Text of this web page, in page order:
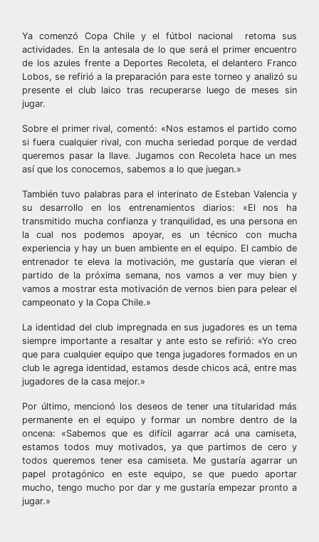
Ya comenzó Copa Chile y el fútbol nacional retoma sus
actividades. En la antesala de lo que será el primer encuentro
de los azules frente a Deportes Recoleta, el delantero Franco
Lobos, se refirió a la preparación para este torneo y analizó su
presente el club laico tras recuperarse luego de meses sin
jugar.
Sobre el primer rival, comentó: «Nos estamos el partido como
si fuera cualquier rival, con mucha seriedad porque de verdad
queremos pasar la llave. Jugamos con Recoleta hace un mes
así que los conocemos, sabemos a lo que juegan.»
También tuvo palabras para el interinato de Esteban Valencia y
su desarrollo en los entrenamientos diarios: «El nos ha
transmitido mucha confianza y tranquilidad, es una persona en
la cual nos podemos apoyar, es un técnico con mucha
experiencia y hay un buen ambiente en el equipo. El cambio de
entrenador te eleva la motivación, me gustaría que vieran el
partido de la próxima semana, nos vamos a ver muy bien y
vamos a mostrar esta motivación de vernos bien para pelear el
campeonato y la Copa Chile.»
La identidad del club impregnada en sus jugadores es un tema
siempre importante a resaltar y ante esto se refirió: «Yo creo
que para cualquier equipo que tenga jugadores formados en un
club le agrega identidad, estamos desde chicos acá, entre mas
jugadores de la casa mejor.»
Por último, mencionó los deseos de tener una titularidad más
permanente en el equipo y formar un nombre dentro de la
oncena: «Sabemos que es difícil agarrar acá una camiseta,
estamos todos muy motivados, ya que partimos de cero y
todos queremos tener esa camiseta. Me gustaría agarrar un
papel protagónico en este equipo, se que puedo aportar
mucho, tengo mucho por dar y me gustaría empezar pronto a
jugar.»